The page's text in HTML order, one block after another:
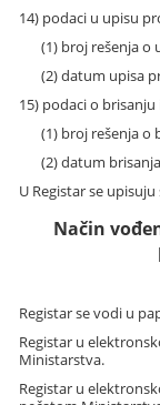
14) podaci u upisu
(1) broj rešenja o
(2) datum upisa
15) podaci o brisanju
(1) broj rešenja o
(2) datum
U Registar se
Način
Registar se vodi u
Registar u
Ministarstva.
Registar u